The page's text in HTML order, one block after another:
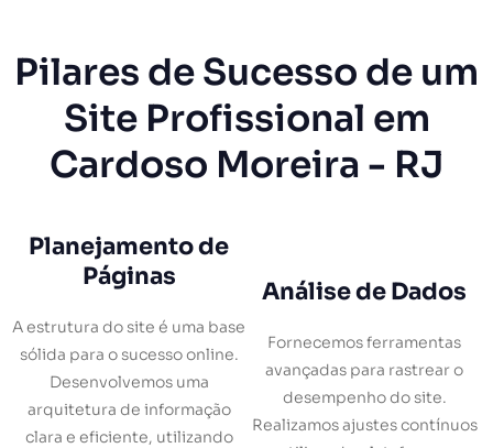
Pilares de Sucesso de um
Site Profissional em
Cardoso Moreira - RJ
Planejamento de
Páginas
A estrutura do site é uma base
sólida para o sucesso online.
Desenvolvemos uma
arquitetura de informação
clara e eficiente, utilizando
Análise de Dados
Fornecemos ferramentas
avançadas para rastrear o
desempenho do site.
Realizamos ajustes contínuos